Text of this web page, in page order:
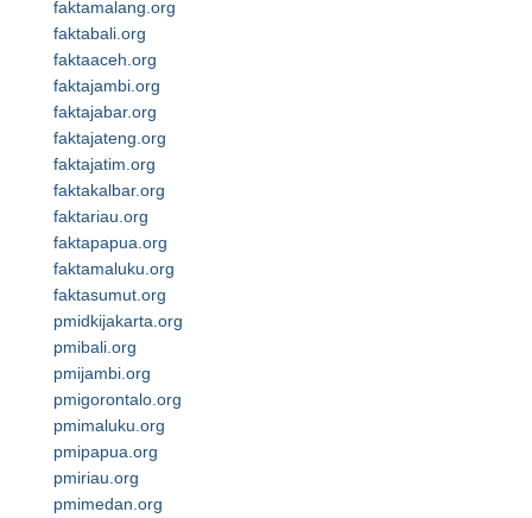
faktamalang.org
faktabali.org
faktaaceh.org
faktajambi.org
faktajabar.org
faktajateng.org
faktajatim.org
faktakalbar.org
faktariau.org
faktapapua.org
faktamaluku.org
faktasumut.org
pmidkijakarta.org
pmibali.org
pmijambi.org
pmigorontalo.org
pmimaluku.org
pmipapua.org
pmiriau.org
pmimedan.org